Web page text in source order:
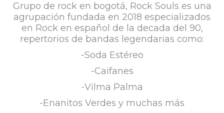
Grupo de rock en bogotá, Rock Souls es una
agrupación fundada en 2018 especializados
en Rock en español de la decada del 90,
repertorios de bandas legendarias como:
-Soda Estéreo
-Caifanes
-Vilma Palma
-Enanitos Verdes y muchas más